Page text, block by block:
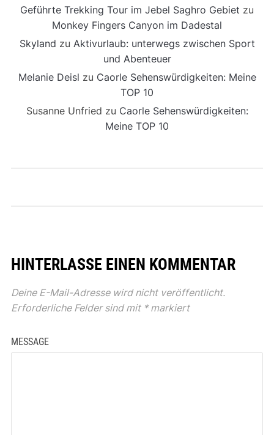
Geführte Trekking Tour im Jebel Saghro Gebiet zu
Monkey Fingers Canyon im Dadestal
Skyland zu Aktivurlaub: unterwegs zwischen Sport
und Abenteuer
Melanie Deisl zu Caorle Sehenswürdigkeiten: Meine
TOP 10
Susanne Unfried zu Caorle Sehenswürdigkeiten:
Meine TOP 10
HINTERLASSE EINEN KOMMENTAR
Deine E-Mail-Adresse wird nicht veröffentlicht.
Erforderliche Felder sind mit *markiert
MESSAGE